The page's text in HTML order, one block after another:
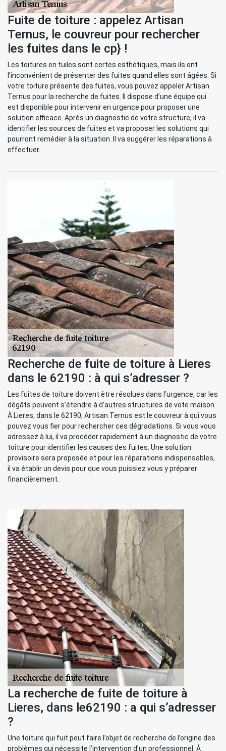
Fuite de toiture : appelez Artisan
Ternus, le couvreur pour rechercher
les fuites dans le cp} !
Les toitures en tuiles sont certes esthétiques, mais ils ont
l’inconvénient de présenter des fuites quand elles sont âgées. Si
votre toiture présente des fuites, vous pouvez appeler Artisan
Ternus pour la recherche de fuites. Il dispose d’une équipe qui
est disponible pour intervenir en urgence pour proposer une
solution efficace. Après un diagnostic de votre structure, il va
identifier les sources de fuites et va proposer les solutions qui
pourront remédier à la situation. Il va suggérer les réparations à
effectuer.
Recherche de fuite de toiture à Lieres
dans le 62190 : à qui s’adresser ?
Les fuites de toiture doivent être résolues dans l’urgence, car les
dégâts peuvent s’étendre à d’autres structures de vote maison.
À Lieres, dans le 62190, Artisan Ternus est le couvreur à qui vous
pouvez vous fier pour rechercher ces dégradations. Si vous vous
adressez à lui, il va procéder rapidement à un diagnostic de votre
toiture pour identifier les causes des fuites. Une solution
provisoire sera proposée et pour les réparations indispensables,
il va établir un devis pour que vous puissiez vous y préparer
financièrement.
La recherche de fuite de toiture à
Lieres, dans le62190 : a qui s’adresser
?
Une toiture qui fuit peut faire l’objet de recherche de l’origine des
problèmes qui nécessite l’intervention d’un professionnel. À